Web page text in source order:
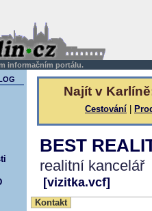
informačním portálu.
Najít v
Cestování
BEST
realitní kancelář
[vizitka.vcf]
Kontakt